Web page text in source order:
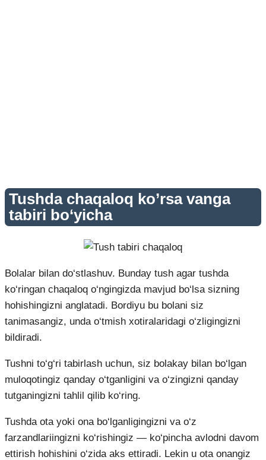
Tushda chaqaloq ko’rsa vanga
tabiri bo‘yicha
Bolalar bilan do‘stlashuv. Bunday tush agar tushda
ko‘ringan chaqaloq o‘ngingizda mavjud bo‘lsa sizning
hohishingizni anglatadi. Bordiyu bu bolani siz
tanimasangiz, unda o‘tmish xotiralaridagi o‘zligingizni
bildiradi.
Tushni to‘g‘ri tabirlash uchun, siz bolakay bilan bo‘lgan
muloqotingiz qanday o‘tganligini va o‘zingizni qanday
tutganingizni tahlil qilib ko‘ring.
Tushda ota yoki ona bo‘lganligingizni va o‘z
farzandlariingizni ko‘rishingiz — ko‘pincha avlodni davom
ettirish hohishini o‘zida aks ettiradi. Lekin u ota onangiz